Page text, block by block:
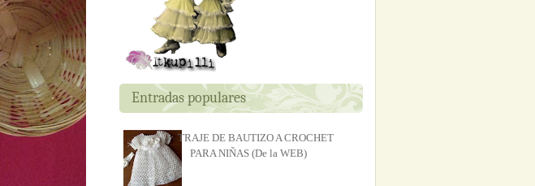
Entradas populares
TRAJE DE BAUTIZO A CROCHET
PARA NIÑAS (De la WEB)